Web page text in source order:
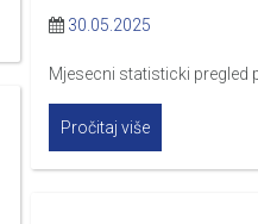
30.05.2025
Mjesecni statisticki pregled
Pročitaj više